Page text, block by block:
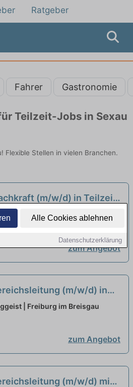
Alle Cookies ablehnen
Datenschutzerklärung
Ratgeber
Fahrer Gastronomie
Teilzeit-Jobs in Sexau
Flexible Stellen in vielen Branchen.
(m/w/d) in Teilzeit
Teil unseres Teams!
Erlenhof GmbH & Co. KG |
Breisgau
zum Angebot
(m/w/d) in
Wir suchen Zuwachs in
| Freiburg im Breisgau
zum Angebot
(m/w/d) mit